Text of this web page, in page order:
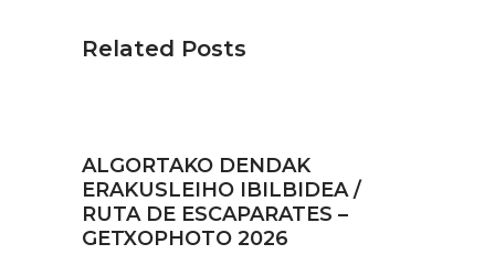
Related Posts
ALGORTAKO DENDAK
ERAKUSLEIHO IBILBIDEA /
RUTA DE ESCAPARATES –
GETXOPHOTO 2026